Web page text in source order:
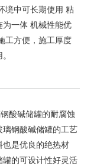
境中可长期使用 粘
为一体 机械性能优
工方便，施工厚度
酸碱储罐的耐腐蚀
钢酸碱储罐的工艺
也是优良的绝热材
的可设计性好灵活